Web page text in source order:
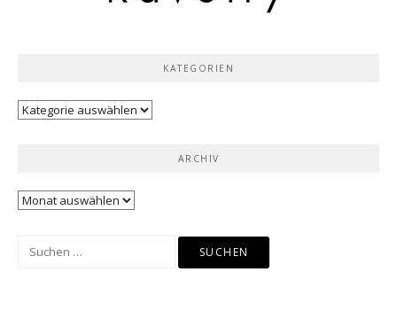
KATEGORIEN
Kategorien
ARCHIV
Archiv
Suchen